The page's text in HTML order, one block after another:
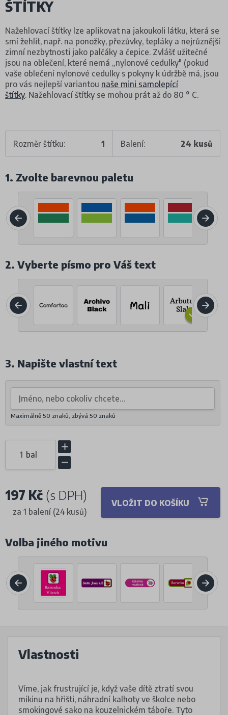
ŠTÍTKY
Nažehlovací štítky lze aplikovat na jakoukoli látku, která se
smí žehlit, např. na ponožky, přezůvky, tepláky a nejrůznější
zimní nezbytnosti jako palčáky a čepice. Zvlášť užitečné
jsou na oblečení, které nemá „nylonové cedulky" (pokud
vaše oblečení nylonové cedulky s pokyny k údržbě má, jsou
pro vás nejlepší variantou naše mini samolepící
štítky. Nažehlovací štítky se mohou prát až do 80 ° C.
Rozměr štítku: 1 Balení: 24 kusů
1. Zvolte barevnou paletu
2. Vyberte písmo pro Váš text
3. Napište vlastní text
Maximálně 50 znaků, zbývá 50 znaků
bal
197 Kč (s DPH)
za 1 balení (24 kusů)
VLOŽIT DO KOŠÍKU
Volba jiného motivu
Vlastnosti
Víme, jak frustrující je, když vaše dítě ztratí svou
mikinu na hřišti, náhradní kalhoty ve školce nebo
smokingové sako na kouzelnickém táboře. Tyto